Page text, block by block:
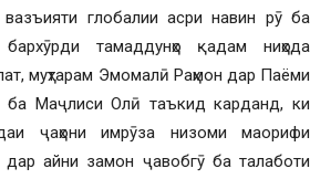
вазъияти глобалии асри навин рӯ ба
тамаддунҳо қадам ниҳода
муҳтарам Эмомалӣ Раҳмон дар Паёми
ба Маҷлиси Олӣ таъкид карданд, ки
ҷаҳони имрӯза низоми маорифи
дар айни замон ҷавобгӯ ба талаботи